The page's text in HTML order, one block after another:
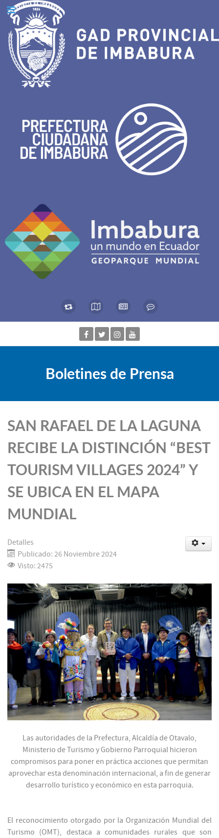
Boletines de Prensa
SAN RAFAEL DE LA LAGUNA
RECIBE LA DISTINCIÓN “BEST
TOURISM VILLAGES 2024” Y
SE UBICA EN EL MAPA
MUNDIAL
Detalles
Publicado: 26 Noviembre 2024
Visto: 2475
Las autoridades de la Prefectura, Alcaldía de Otavalo,
Ministerio de Turismo y Gobierno Parroquial hicieron
compromisos para poner en práctica acciones que permitan
aprovechar esta denominación internacional, a fin de generar
desarrollo turístico y económico en esta parroquia.
El reconocimiento otorgado por la Organización Mundial del
Turismo (OMT), destaca a comunidades rurales que son